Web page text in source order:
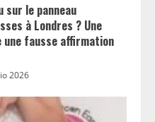
le panneau
à Londres ? Une
fausse affirmation
2026